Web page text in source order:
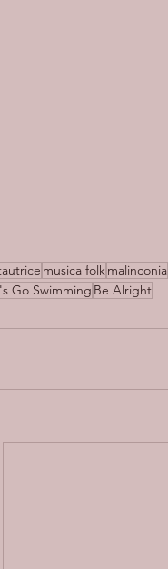
musica folkmalinconia
Go Swimming Be Alright